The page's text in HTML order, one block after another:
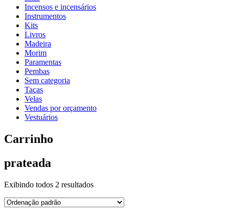
Incensos e incensários
Instrumentos
Kits
Livros
Madeira
Morim
Paramentas
Pembas
Sem categoria
Taças
Velas
Vendas por orçamento
Vestuários
Carrinho
prateada
Exibindo todos 2 resultados